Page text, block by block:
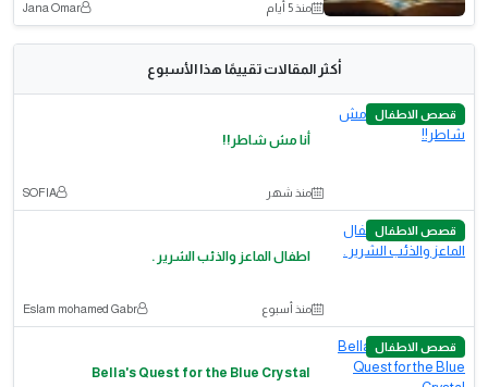
منذ 5 أيام Jana Omar
أكثر المقالات تقييمًا هذا الأسبوع
قصص الاطفال
أنا مش شاطر!!
منذ شهر SOFIA
قصص الاطفال
اطفال الماعز والذئب الشرير .
منذ أسبوع Eslam mohamed Gabr
قصص الاطفال
Bella's Quest for the Blue Crystal